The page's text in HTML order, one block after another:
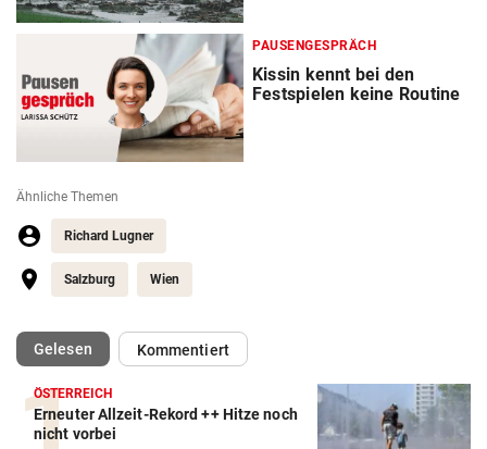
PAUSENGESPRÄCH
Kissin kennt bei den
Festspielen keine Routine
Ähnliche Themen
Richard Lugner
Salzburg Wien
Gelesen(ausgewählt)Kommentiert
ÖSTERREICH
Erneuter Allzeit-Rekord ++ Hitze noch
nicht vorbei